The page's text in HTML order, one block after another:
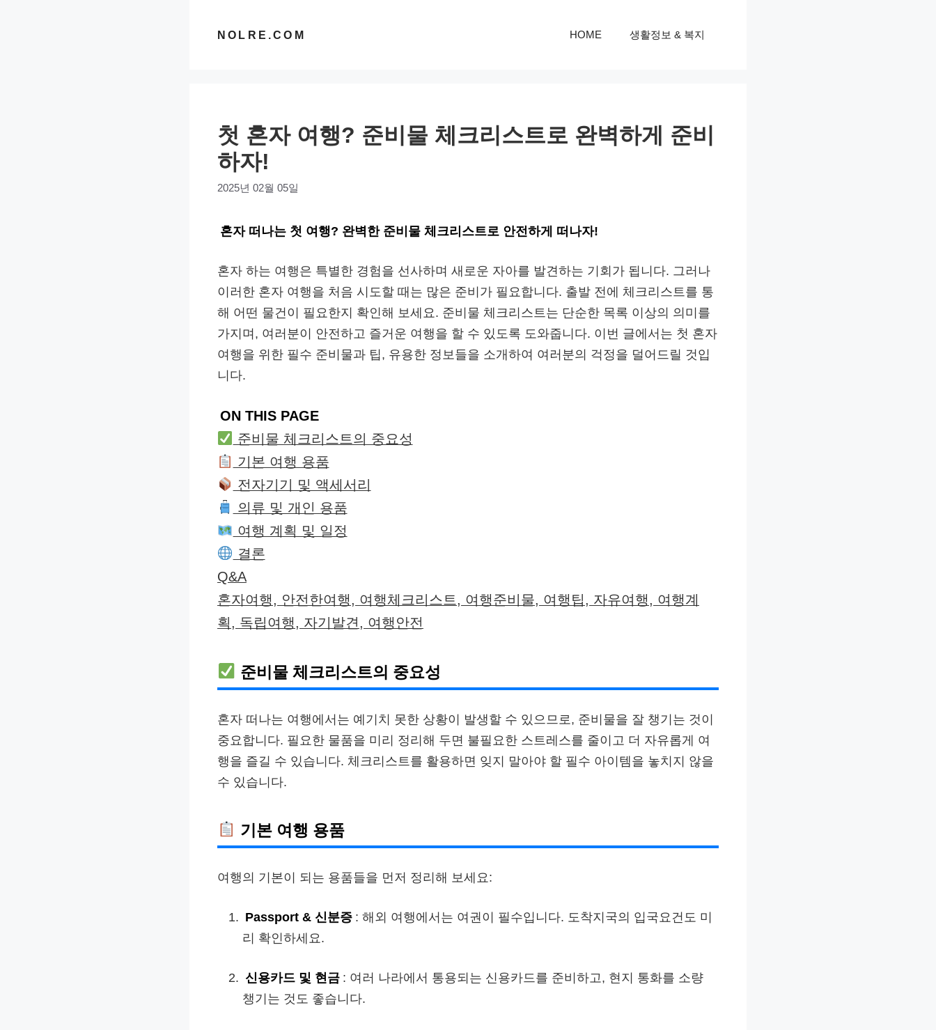
NOLRE.COM HOME 생활정보 & 복지
첫 혼자 여행? 준비물 체크리스트로 완벽하게 준비
하자!
2025년 02월 05일
혼자 떠나는 첫 여행? 완벽한 준비물 체크리스트로 안전하게 떠나자!
혼자 하는 여행은 특별한 경험을 선사하며 새로운 자아를 발견하는 기회가 됩니다. 그러나
이러한 혼자 여행을 처음 시도할 때는 많은 준비가 필요합니다. 출발 전에 체크리스트를 통
해 어떤 물건이 필요한지 확인해 보세요. 준비물 체크리스트는 단순한 목록 이상의 의미를
가지며, 여러분이 안전하고 즐거운 여행을 할 수 있도록 도와줍니다. 이번 글에서는 첫 혼자
여행을 위한 필수 준비물과 팁, 유용한 정보들을 소개하여 여러분의 걱정을 덜어드릴 것입
니다.
ON THIS PAGE
준비물 체크리스트의 중요성
기본 여행 용품
전자기기 및 액세서리
의류 및 개인 용품
여행 계획 및 일정
결론
Q&A
혼자여행, 안전한여행, 여행체크리스트, 여행준비물, 여행팁, 자유여행, 여행계
획, 독립여행, 자기발견, 여행안전
준비물 체크리스트의 중요성
혼자 떠나는 여행에서는 예기치 못한 상황이 발생할 수 있으므로, 준비물을 잘 챙기는 것이
중요합니다. 필요한 물품을 미리 정리해 두면 불필요한 스트레스를 줄이고 더 자유롭게 여
행을 즐길 수 있습니다. 체크리스트를 활용하면 잊지 말아야 할 필수 아이템을 놓치지 않을
수 있습니다.
기본 여행 용품
여행의 기본이 되는 용품들을 먼저 정리해 보세요:
Passport & 신분증 : 해외 여행에서는 여권이 필수입니다. 도착지국의 입국요건도 미
리 확인하세요.
신용카드 및 현금 : 여러 나라에서 통용되는 신용카드를 준비하고, 현지 통화를 소량
챙기는 것도 좋습니다.